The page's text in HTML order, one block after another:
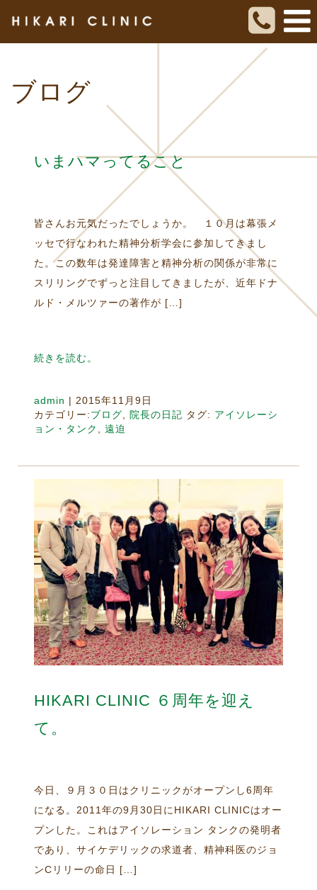
ブログ
いまハマってること
皆さんお元気だったでしょうか。 １０月は幕張メ
ッセで行なわれた精神分析学会に参加してきまし
た。この数年は発達障害と精神分析の関係が非常に
スリリングでずっと注目してきましたが、近年ドナ
ルド・メルツァーの著作が […]
続きを読む。
admin | 2015年11月9日
カテゴリー:ブログ 院長の日記 タグ: アイソレーシ
ョン・タンク
遠迫
HIKARI CLINIC ６周年を迎え
て。
今日、９月３０日はクリニックがオープンし6周年
になる。2011年の9月30日にHIKARI CLINICはオー
プンした。これはアイソレーション タンクの発明者
であり、サイケデリックの求道者、精神科医のジョ
ンCリリーの命日 […]